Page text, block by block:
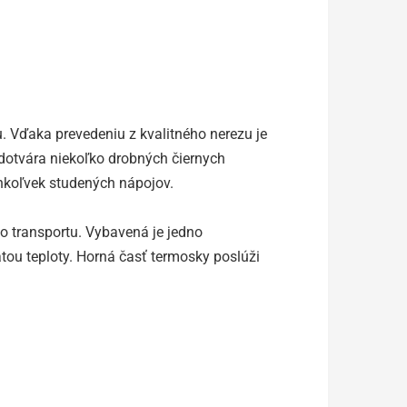
prevedeniu z kvalitného nerezu je
niekoľko drobných čiernych
studených nápojov.
transportu. Vybavená je jedno
teploty. Horná časť termosky poslúži